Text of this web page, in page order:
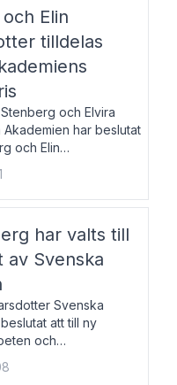
Elin
tilldelas
och Elvira
Akademien har beslutat
och Elin
Akademiens
2026. Priset är
till att lyfta fram
har valts till
av Svenska
Svenska
att till ny
och
Hallberg. Hon
Tua Forsström på